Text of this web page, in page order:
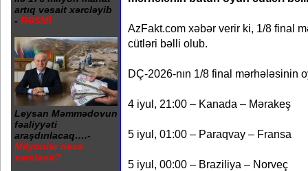
artıq vəsait xərcləyib
- RƏSMİ
Leysan Məmmədovun
fəaliyyəti
araşdırılacaq….-
Milyonlar necə
xərclənir?
AzFakt.com xəbər verir ki, 1/8 final
cütləri bəlli olub.
DÇ-2026-nın 1/8 final mərhələsinin
4 iyul, 21:00 – Kanada – Mərakeş
5 iyul, 01:00 – Paraqvay – Fransa
5 iyul, 00:00 – Braziliya – Norveç